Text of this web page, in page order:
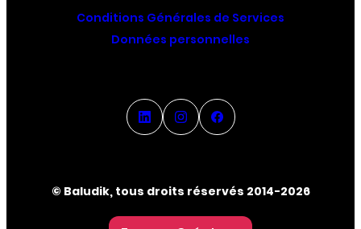
Conditions Générales de Services
Données personnelles
© Baludik, tous droits réservés 2014-2026